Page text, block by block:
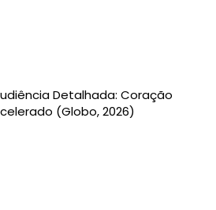
Detalhada: Coração
(Globo, 2026)